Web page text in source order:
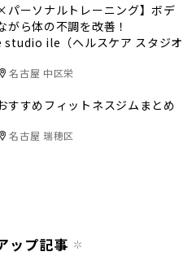
パーソナルトレーニング】ボデ
がら体の不調を改善！
studio ile（ヘルスケア スタジオ
名古屋 中区栄
すすめフィットネスジムまとめ
名古屋 瑞穂区
ップ記事